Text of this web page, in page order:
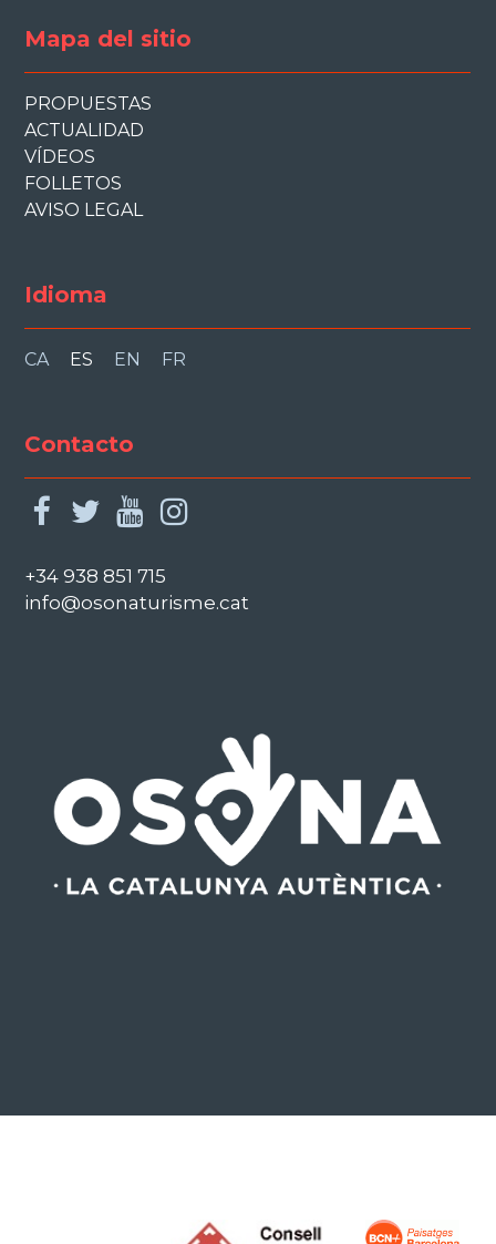
Mapa del sitio
PROPUESTAS
ACTUALIDAD
VÍDEOS
FOLLETOS
AVISO LEGAL
Idioma
CA ES EN FR
Contacto
facebook
twitteryoutube
+34 938 851 715
info@osonaturisme.cat